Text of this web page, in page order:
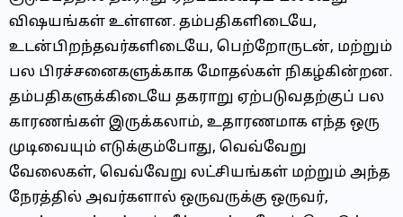
விஷயங்கள் உள்ளன. தம்பதிகளிடையே,
உடன்பிறந்தவர்களிடையே, பெற்றோருடன், மற்றும்
பல பிரச்சனைகளுக்காக மோதல்கள் நிகழ்கின்றன.
தம்பதிகளுக்கிடையே தகராறு ஏற்படுவதற்குப் பல
காரணங்கள் இருக்கலாம், உதாரணமாக எந்த ஒரு
முடிவையும் எடுக்கும்போது, வெவ்வேறு
வேலைகள், வெவ்வேறு லட்சியங்கள் மற்றும் அந்த
நேரத்தில் அவர்களால் ஒருவருக்கு ஒருவர்,